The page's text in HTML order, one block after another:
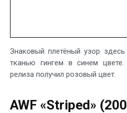
Знаковый плетёный узор здесь
тканью гингем в синем
релиза получил розовый цвет.
AWF «Striped»